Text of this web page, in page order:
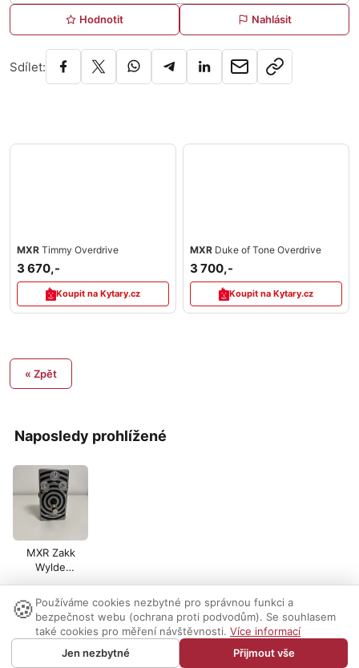
Naposledy prohlížené
MXR Zakk
Wylde
Hodnotit Nahlásit
Sdílet:
MXR Timmy Overdrive
3 670,-
Koupit na Kytary.cz
MXR Duke of Tone Overdrive
3 700,-
Koupit na Kytary.cz
« Zpět
Nastavení cookies | Vzhled:světlý tmavý | Kontakt
© 1999-2026 AUDIO PARTNER s.r.o.
🍪 Používáme cookies nezbytné pro správnou funkci a
bezpečnost webu (ochrana proti podvodům). Se souhlasem
také cookies pro měření návštěvnosti. Více informací
Jen nezbytné
Přijmout vše